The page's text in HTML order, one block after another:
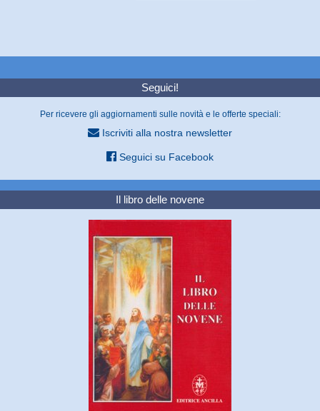
Seguici!
Per ricevere gli aggiornamenti sulle novità e le offerte speciali:
Iscriviti alla nostra newsletter
Seguici su Facebook
Il libro delle novene